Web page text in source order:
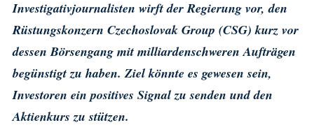
Investigativjournalisten wirft der Regierung vor, den
Rüstungskonzern Czechoslovak Group (CSG) kurz vor
dessen Börsengang mit milliardenschweren Aufträgen
begünstigt zu haben. Ziel könnte es gewesen sein,
Investoren ein positives Signal zu senden und den
Aktienkurs zu stützen.